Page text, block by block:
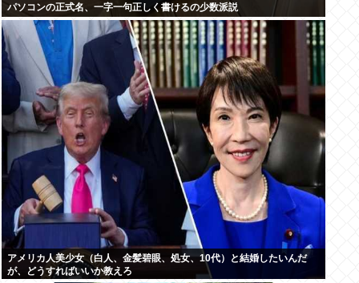
パソコンの正式名、一字一句正しく書けるの少数派説
アメリカ人美少女（白人、金髪碧眼、処女、10代）と結婚したいんだ
が、どうすればいいか教えろ